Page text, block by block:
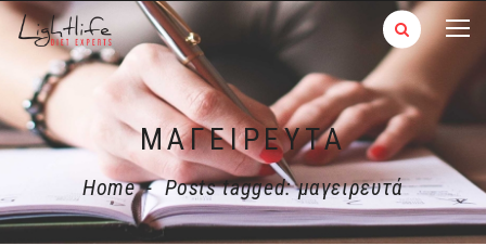
ΜΑΓΕΙΡΕΥΤΆ
Home - Posts tagged: μαγειρευτά